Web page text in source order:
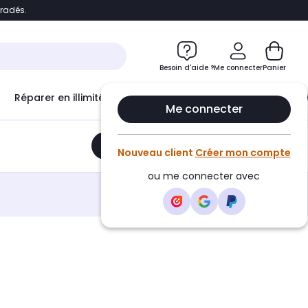
Accéder directement au chatbot
Besoin d'aide ?Me connecter
Me connecter
Nouveau client Créer mon compte
ou me connecter avec
Panier
Réparer en illimité avec Le Club Infinity
Ajouter au panier